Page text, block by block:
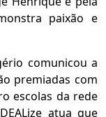
paixão e
comunicou a
premiadas com
escolas da rede
atua que